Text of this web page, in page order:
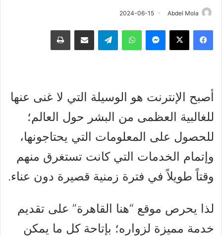
Abdel Mola
2024-06-15
فيسبوك ‫X ماسنجر واتساب تيلقرام مشاركة عبر البريد طباعة
أصبح الإنترنت هو الوسيلة التي لا غنى عنها
للغالبية العظمى من البشر حول العالم؛
للحصول على المعلومات التي يحتاجونها،
وإتمام الخدمات التي كانت تستغرق منهم
وقتاً طويلاً في فترة زمنية قصيرة دون عناء.
لذا يحرص موقع “هنا القاهرة” على تقديم
خدمة مميزة لزواره؛ بإتاحة كل ما يمكن